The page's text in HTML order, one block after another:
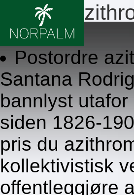
Pris du
8/5/2026
Postordre
Santana
bannlyst
siden 1826-
pris du
kollektivistisk
offentleggjøre